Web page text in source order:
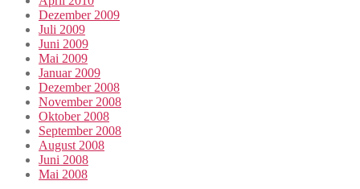
Dezember 2009
Juli 2009
Juni 2009
Mai 2009
Januar 2009
Dezember 2008
November 2008
Oktober 2008
September 2008
August 2008
Juni 2008
Mai 2008